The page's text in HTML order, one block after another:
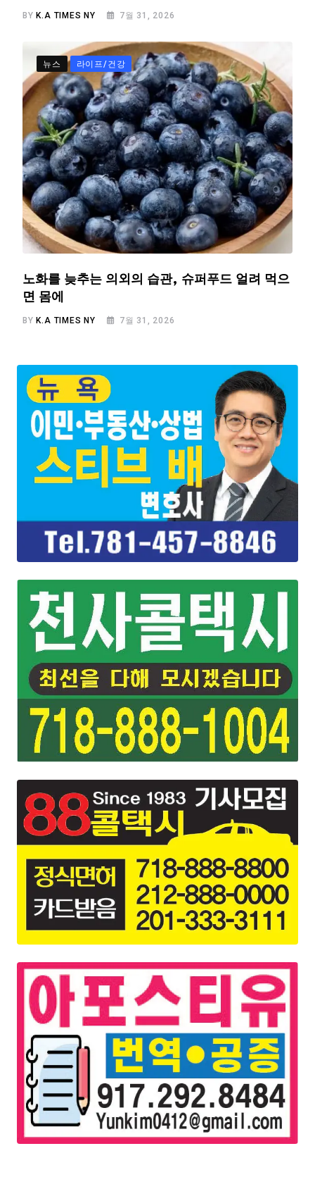
BY K.A TIMES NY 7월 31, 2026
뉴스 라이프/건강
노화를 늦추는 의외의 습관, 슈퍼푸드 얼려 먹으
면 몸에
BYK.A TIMES NY 7월 31, 2026